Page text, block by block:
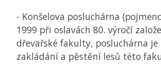
- Konšelova posluchárna
1999 při oslavách 80. výročí
dřevařské fakulty, posluchárna je
zakládání a pěstění lesů této